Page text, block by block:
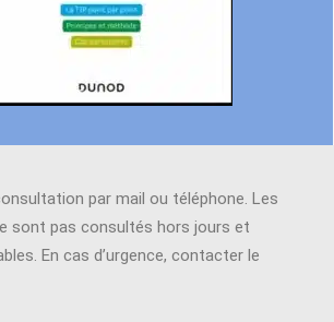
par mail ou téléphone. Les
sont pas consultés hors jours et
En cas d’urgence, contacter le